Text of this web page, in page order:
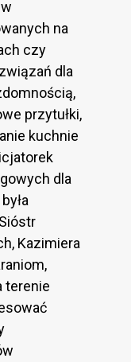
na
czy
dla
przytułki,
kuchnie
dla
Kazimiera
terenie